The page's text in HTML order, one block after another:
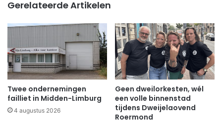
Gerelateerde Artikelen
Twee ondernemingen
failliet in Midden-Limburg
4 augustus 2026
Geen dweilorkesten, wél
een volle binnenstad
tijdens Dweijelaovend
Roermond